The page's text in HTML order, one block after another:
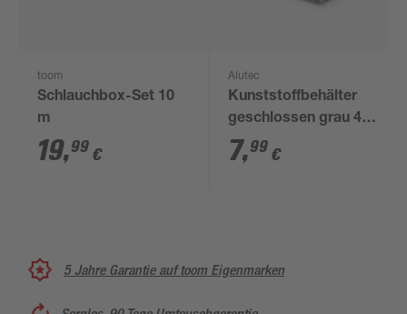
toom
Schlauchbox-Set 10
m
19,99 €
Alutec
Kunststoffbehälter
geschlossen grau 40
x 30 x 23,5 cm
7,99 €
5 Jahre Garantie auf toom Eigenmarken